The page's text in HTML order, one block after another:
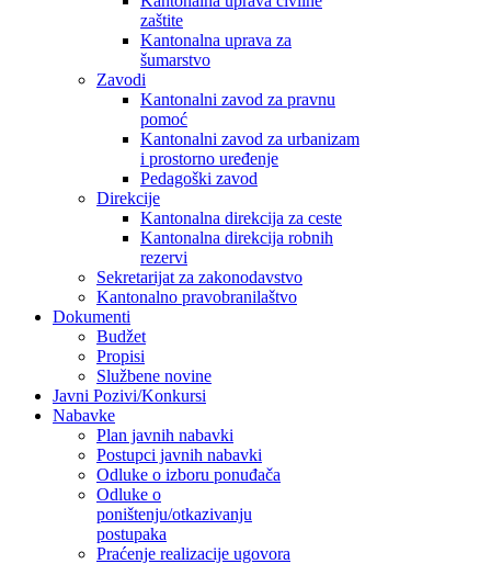
zaštite
Kantonalna uprava za
šumarstvo
Zavodi
Kantonalni zavod za pravnu
pomoć
Kantonalni zavod za urbanizam
i prostorno uređenje
Pedagoški zavod
Direkcije
Kantonalna direkcija za ceste
Kantonalna direkcija robnih
rezervi
Sekretarijat za zakonodavstvo
Kantonalno pravobranilaštvo
Dokumenti
Budžet
Propisi
Službene novine
Javni Pozivi/Konkursi
Nabavke
Plan javnih nabavki
Postupci javnih nabavki
Odluke o izboru ponuđača
Odluke o
poništenju/otkazivanju
postupaka
Praćenje realizacije ugovora